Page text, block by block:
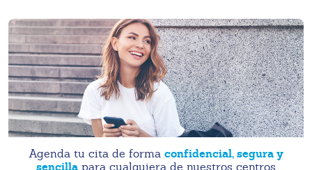
Agenda tu cita de forma confidencial, segura y
sencilla para cualquiera de nuestros centros